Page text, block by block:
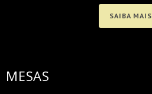
SAIBA MAIS
MESAS